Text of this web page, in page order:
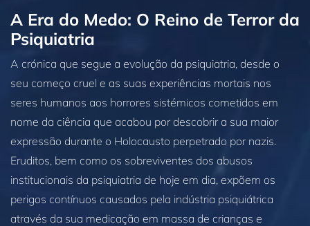
A Era do Medo: O Reino de Terror da
Psiquiatria
A crónica que segue a evolução da psiquiatria, desde o
seu começo cruel e as suas experiências mortais nos
seres humanos aos horrores sistémicos cometidos em
nome da ciência que acabou por descobrir a sua maior
expressão durante o Holocausto perpetrado por nazis.
Eruditos, bem como os sobreviventes dos abusos
institucionais da psiquiatria de hoje em dia, expõem os
perigos contínuos causados pela indústria psiquiátrica
através da sua medicação em massa de crianças e